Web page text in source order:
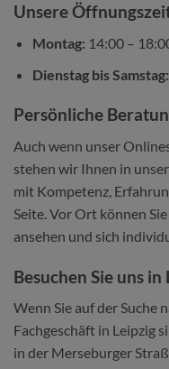
Unsere
Montag: 14:00 –
Dienstag bis Samstag:
Persönliche
Auch wenn unser
stehen wir Ihnen in
mit Kompetenz,
Seite. Vor Ort können
ansehen und sich
Besuchen Sie uns in
Wenn Sie auf der Suche
Fachgeschäft in Leipzig
in der Merseburger